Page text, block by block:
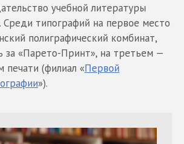
учебной литературы
типографий на первое место
полиграфический комбинат,
за «Парето-Принт», на третьем —
печати (филиал «Первой
»).